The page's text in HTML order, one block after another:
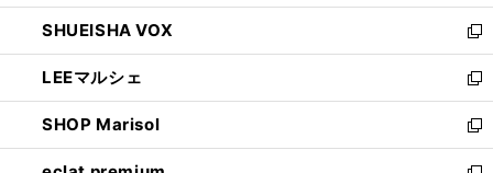
ウ
で
開
く
ン
ド
ウ
で
開
く
ウ
ィ
ン
ド
ウ
で
開
し
い
ウ
ィ
ン
ド
ウ
SHUEISHA VOX
新
し
い
ウ
ィ
ン
LEEマルシェ
新
し
い
ウ
SHOP Marisol
新
し